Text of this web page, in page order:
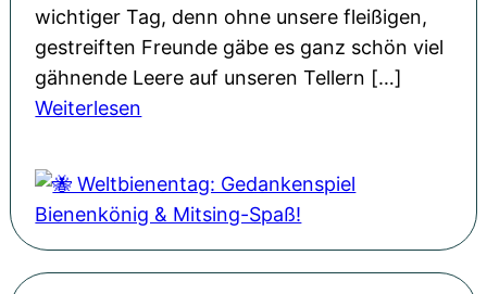
n
e
u
e
w
v
l
r
H
o
f
wichtiger Tag, denn ohne unsere fleißigen,
gestreiften Freunde gäbe es ganz schön viel
gähnende Leere auf unseren Tellern […]
Weiterlesen
e
l
t